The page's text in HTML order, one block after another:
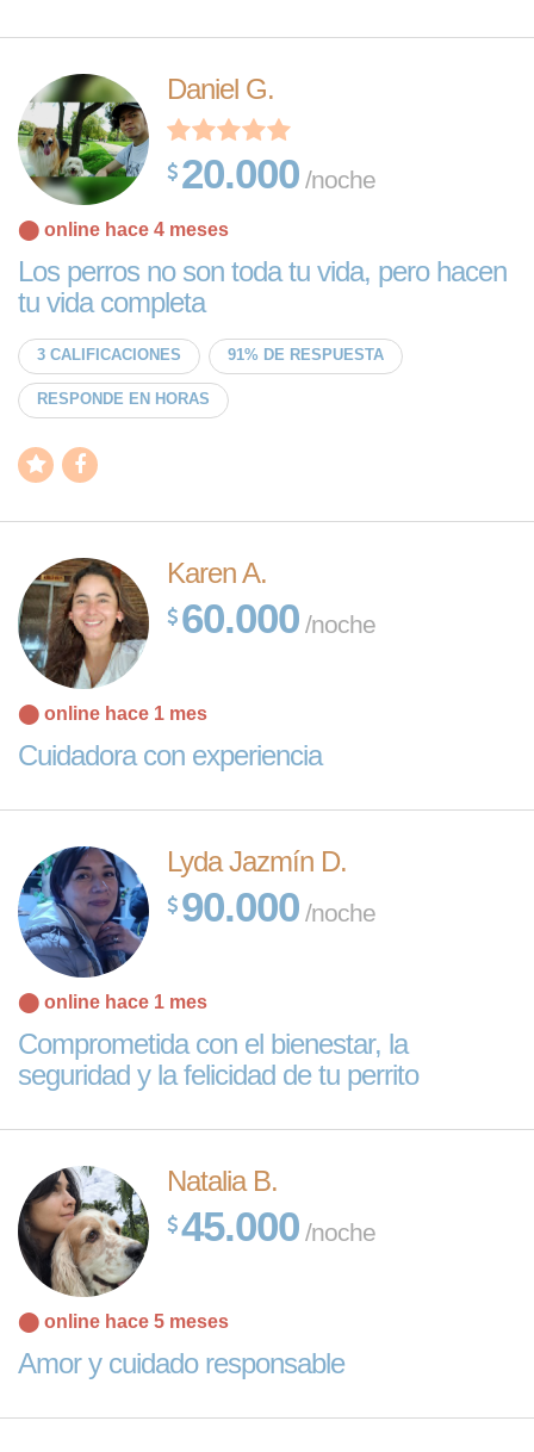
Daniel G.
20.000 /noche
⬤ online hace 4 meses
Los perros no son toda tu vida, pero hacen
tu vida completa
3 CALIFICACIONES 91% DE RESPUESTA
RESPONDE EN HORAS
Karen A.
60.000 /noche
⬤ online hace 1 mes
Cuidadora con experiencia
Lyda Jazmín D.
90.000 /noche
⬤ online hace 1 mes
Comprometida con el bienestar, la
seguridad y la felicidad de tu perrito
Natalia B.
45.000 /noche
⬤ online hace 5 meses
Amor y cuidado responsable